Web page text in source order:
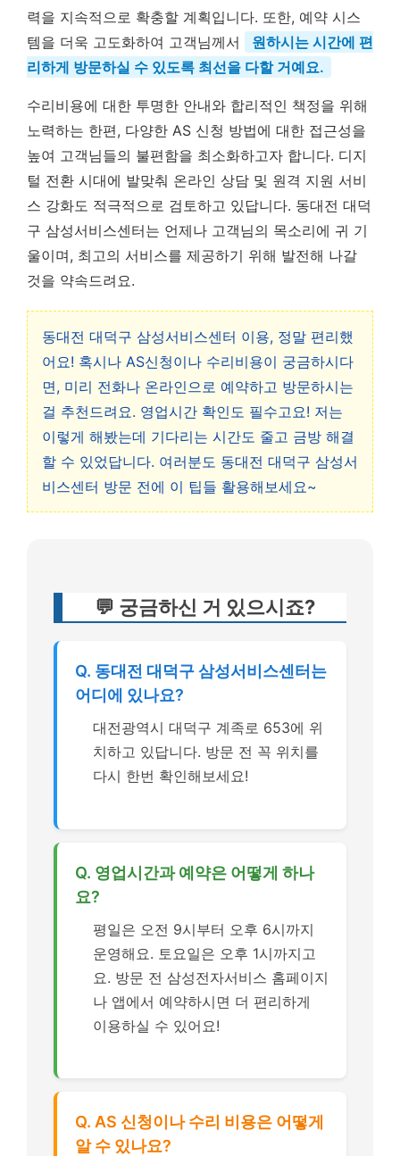
력을 지속적으로 확충할 계획입니다. 또한, 예약 시스
템을 더욱 고도화하여 고객님께서
원하시는 시간에 편
리하게 방문하실 수 있도록 최선을 다할 거예요.
수리비용에 대한 투명한 안내와 합리적인 책정을 위해
노력하는 한편, 다양한 AS 신청 방법에 대한 접근성을
높여 고객님들의 불편함을 최소화하고자 합니다. 디지
털 전환 시대에 발맞춰 온라인 상담 및 원격 지원 서비
스 강화도 적극적으로 검토하고 있답니다. 동대전 대덕
구 삼성서비스센터는 언제나 고객님의 목소리에 귀 기
울이며, 최고의 서비스를 제공하기 위해 발전해 나갈
것을 약속드려요.
동대전 대덕구 삼성서비스센터 이용, 정말 편리했
어요! 혹시나 AS신청이나 수리비용이 궁금하시다
면, 미리 전화나 온라인으로 예약하고 방문하시는
걸 추천드려요. 영업시간 확인도 필수고요! 저는
이렇게 해봤는데 기다리는 시간도 줄고 금방 해결
할 수 있었답니다. 여러분도 동대전 대덕구 삼성서
비스센터 방문 전에 이 팁들 활용해보세요~
💬 궁금하신 거 있으시죠?
Q. 동대전 대덕구 삼성서비스센터는
어디에 있나요?
대전광역시 대덕구 계족로 653에 위
치하고 있답니다. 방문 전 꼭 위치를
다시 한번 확인해보세요!
Q. 영업시간과 예약은 어떻게 하나
요?
평일은 오전 9시부터 오후 6시까지
운영해요. 토요일은 오후 1시까지고
요. 방문 전 삼성전자서비스 홈페이지
나 앱에서 예약하시면 더 편리하게
이용하실 수 있어요!
Q. AS 신청이나 수리 비용은 어떻게
알 수 있나요?